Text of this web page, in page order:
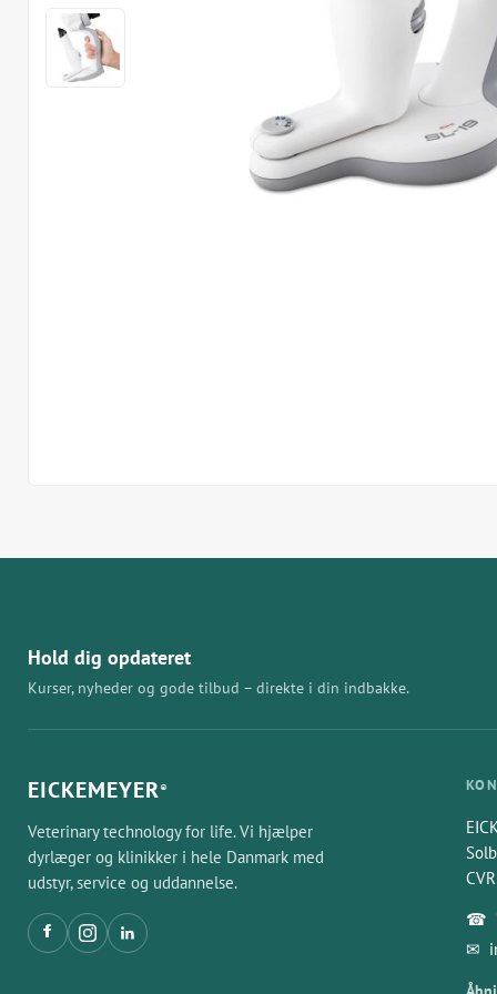
Hold dig opdateret
Kurser, nyheder og gode tilbud – direkte i din indbakke.
EICKEMEYER®
Veterinary technology for life. Vi hjælper
dyrlæger og klinikker i hele Danmark med
udstyr, service og uddannelse.
☎
✉